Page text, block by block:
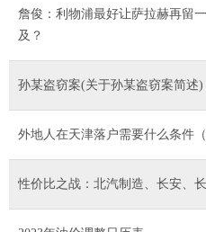
詹俊：利物浦最好让萨拉赫再留
及？
孙某盗窃案(关于孙某盗窃案简述)
外地人在天津落户需要什么条件
性价比之战：北汽制造、长安、